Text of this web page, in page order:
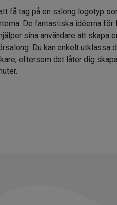
få tag på en salong logotyp
De fantastiska idéerna
sina användare att skapa
Du kan enkelt utklassa
, eftersom det låter dig